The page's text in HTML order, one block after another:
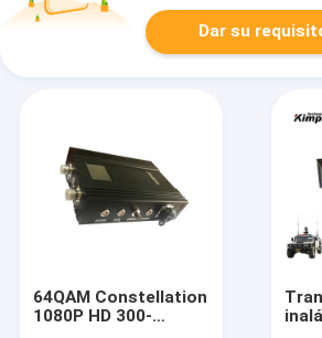
Dar su
64QAM Constellation
1080P HD 300-